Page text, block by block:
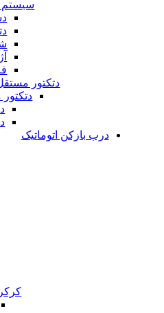
سیستم
دتکتور
درب بازکن اتوماتیک